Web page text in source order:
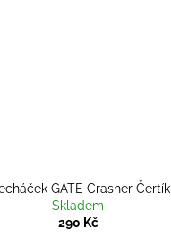
GATE Crasher Čertík
Skladem
290 Kč